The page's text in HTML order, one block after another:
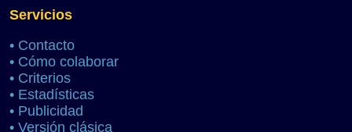
Servicios
• Contacto
• Cómo colaborar
• Criterios
• Estadísticas
• Publicidad
• Versión clásica